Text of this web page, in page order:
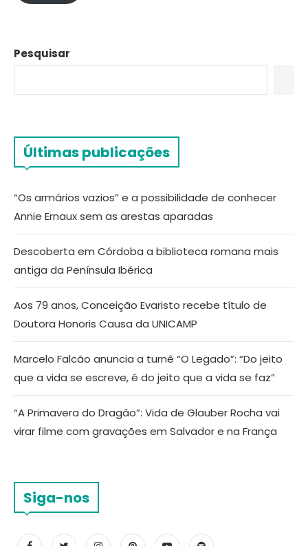
Pesquisar
Últimas publicações
“Os armários vazios” e a possibilidade de conhecer
Annie Ernaux sem as arestas aparadas
Descoberta em Córdoba a biblioteca romana mais
antiga da Península Ibérica
Aos 79 anos, Conceição Evaristo recebe título de
Doutora Honoris Causa da UNICAMP
Marcelo Falcão anuncia a turnê “O Legado”: “Do jeito
que a vida se escreve, é do jeito que a vida se faz”
“A Primavera do Dragão”: Vida de Glauber Rocha vai
virar filme com gravações em Salvador e na França
Siga-nos